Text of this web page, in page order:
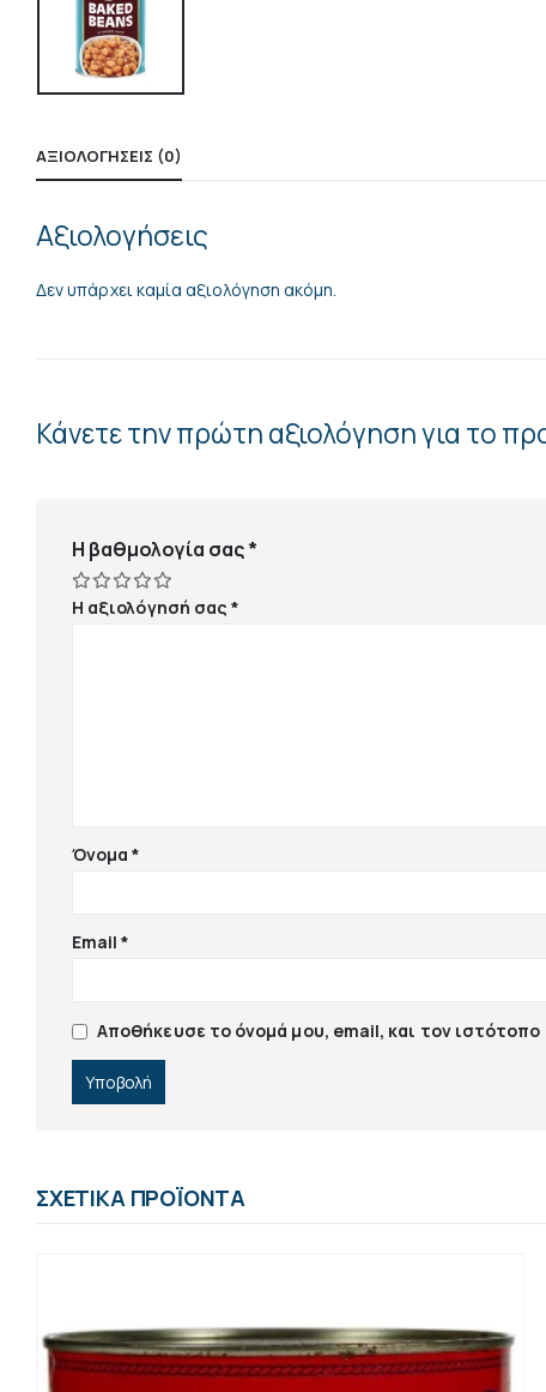
ΑΞΙΟΛΟΓΉΣΕΙΣ (0)
Αξιολογήσεις
Δεν υπάρχει καμία αξιολόγηση ακόμη.
Κάνετε την πρώτη αξιολόγηση για το
Η βαθμολογία σας*
Η αξιολόγησή σας*
Όνομα*
Email*
Αποθήκευσε το όνομά μου, email, και τον
ΣΧΕΤΙΚΆ ΠΡΟΪΌΝΤΑ